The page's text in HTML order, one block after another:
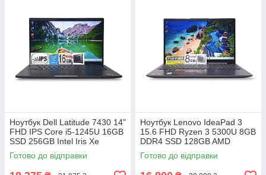
Ноутбук Dell Latitude 7430 14"
FHD IPS Core i5-1245U 16GB
SSD 256GB Intel Iris Xe
Graphics
Готово до відправки
Ноутбук Lenovo IdeaPad 3
15.6 FHD Ryzen 3 5300U 8GB
DDR4 SSD 128GB AMD
Radeon Graphics
Готово до відправки